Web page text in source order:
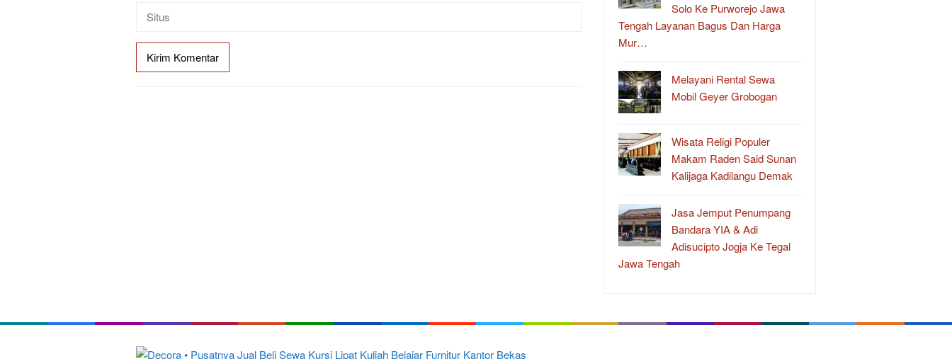
Solo Ke Purworejo Jawa
Tengah Layanan Bagus Dan Harga
Mur…
Melayani Rental Sewa
Mobil Geyer Grobogan
Wisata Religi Populer
Makam Raden Said Sunan
Kalijaga Kadilangu Demak
Jasa Jemput Penumpang
Bandara YIA & Adi
Adisucipto Jogja Ke Tegal
Jawa Tengah